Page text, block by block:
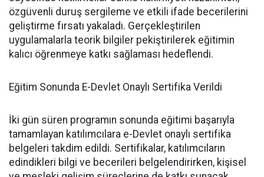
özgüvenli duruş sergileme ve etkili ifade becerilerini
geliştirme fırsatı yakaladı. Gerçekleştirilen
uygulamalarla teorik bilgiler pekiştirilerek eğitimin
kalıcı öğrenmeye katkı sağlaması hedeflendi.
Eğitim Sonunda E-Devlet Onaylı Sertifika Verildi
İki gün süren programın sonunda eğitimi başarıyla
tamamlayan katılımcılara e-Devlet onaylı sertifika
belgeleri takdim edildi. Sertifikalar, katılımcıların
edindikleri bilgi ve becerileri belgelendirirken, kişisel